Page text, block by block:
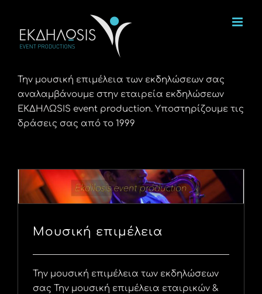
περιεχόμενο
Την μουσική επιμέλεια των εκδηλώσεων σας
αναλαμβάνουμε στην εταιρεία εκδηλώσεων
ΕΚΔΗΛΩSIS event production. Υποστηρίζουμε τις
δράσεις σας από το 1999
Μουσική επιμέλεια
Την μουσική επιμέλεια των εκδηλώσεων
σας Την μουσική επιμέλεια εταιρικών &